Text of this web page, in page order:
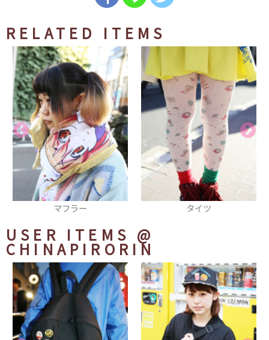
RELATED ITEMS
タイツ ネイル
USER ITEMS @
CHINAPIRORIN